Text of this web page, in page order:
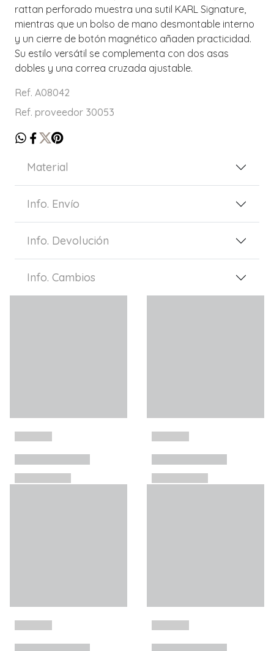
rattan perforado muestra una sutil KARL Signature,
mientras que un bolso de mano desmontable interno
y un cierre de botón magnético añaden practicidad.
Su estilo versátil se complementa con dos asas
dobles y una correa cruzada ajustable.
Ref. A08042
Ref. proveedor 30053
Material
Info. Envío
Info. Devolución
Info. Cambios